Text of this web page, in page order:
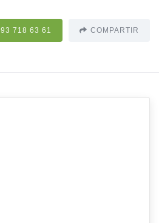
93 718 63 61 COMPARTIR